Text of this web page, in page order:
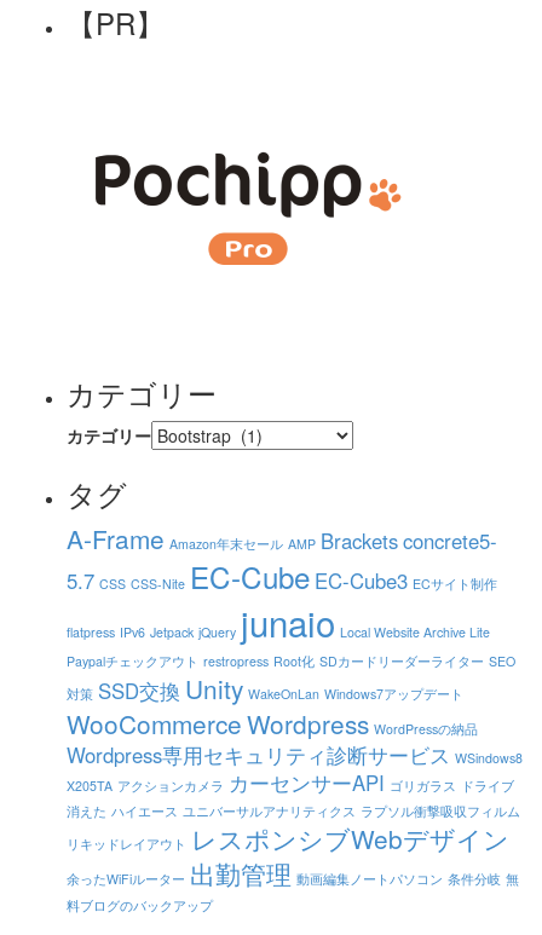
【PR】
カテゴリー
カテゴリー
タグ
A-Frame Amazon年末セール AMP Bracketsconcrete5-
5.7 CSS CSS-Nite EC-Cube EC-Cube3 ECサイト制作
flatpress IPv6 Jetpack jQuery junaio Local Website Archive Lite
Paypalチェックアウト restropress Root化 SDカードリーダーライター SEO
対策 SSD交換 Unity WakeOnLan Windows7アップデート
WooCommerceWordpress WordPressの納品
Wordpress専用セキュリティ診断サービス WSindows8
X205TA アクションカメラ カーセンサーAPI ゴリガラス ドライブ
消えた ハイエース ユニバーサルアナリティクス ラプソル衝撃吸収フィルム
リキッドレイアウト レスポンシブWebデザイン
余ったWiFiルーター 出勤管理 動画編集ノートパソコン 条件分岐 無
料ブログのバックアップ